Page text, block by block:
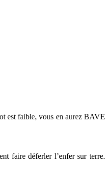
est faible, vous en aurez BAVE
faire déferler l’enfer sur terre.